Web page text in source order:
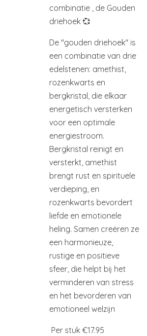
combinatie , de Gouden
driehoek 💞
De "gouden driehoek" is
een combinatie van drie
edelstenen: amethist,
rozenkwarts en
bergkristal, die elkaar
energetisch versterken
voor een optimale
energiestroom.
Bergkristal reinigt en
versterkt, amethist
brengt rust en spirituele
verdieping, en
rozenkwarts bevordert
liefde en emotionele
heling. Samen creëren ze
een harmonieuze,
rustige en positieve
sfeer, die helpt bij het
verminderen van stress
en het bevorderen van
emotioneel welzijn
Per stuk €17.95